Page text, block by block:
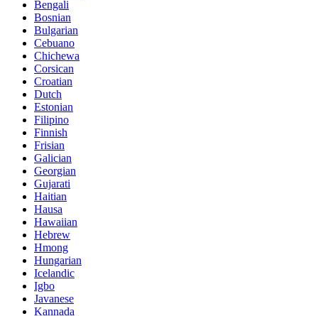
Bengali
Bosnian
Bulgarian
Cebuano
Chichewa
Corsican
Croatian
Dutch
Estonian
Filipino
Finnish
Frisian
Galician
Georgian
Gujarati
Haitian
Hausa
Hawaiian
Hebrew
Hmong
Hungarian
Icelandic
Igbo
Javanese
Kannada